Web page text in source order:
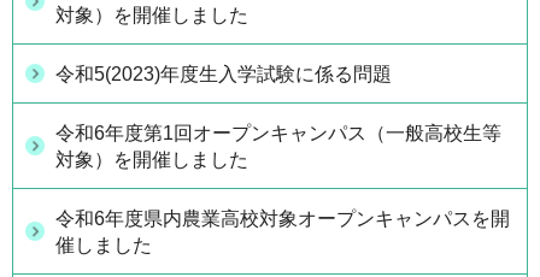
対象）を開催しました
令和5(2023)年度生入学試験に係る問題
令和6年度第1回オープンキャンパス（一般高校生等
対象）を開催しました
令和6年度県内農業高校対象オープンキャンパスを開
催しました